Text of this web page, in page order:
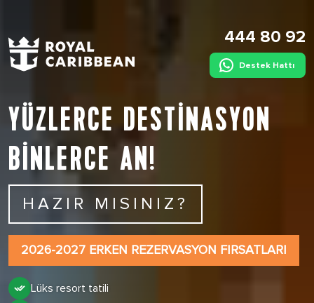
444 80 92
Destek Hattı
YÜZLERCE DESTİNASYON
BİNLERCE AN!
HAZIR MISINIZ?
2026-2027 ERKEN REZERVASYON FIRSATLARI
Lüks resort tatili